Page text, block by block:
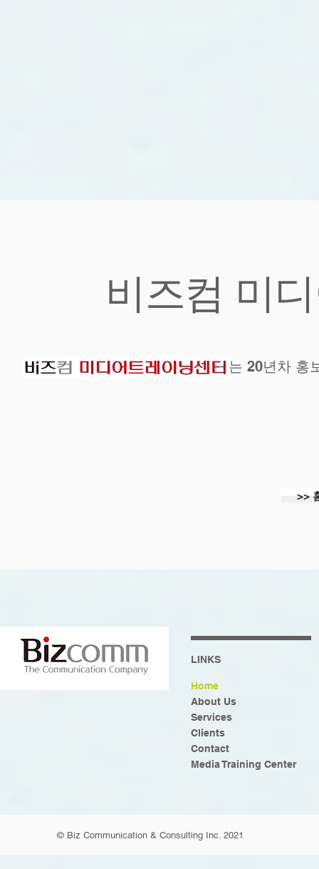
비즈컴 미
는 20년차 홍
>>
LINKS
Home
About Us
Services
Clients
Contact
Media Training Center
© Biz Communication & Consulting Inc. 2021